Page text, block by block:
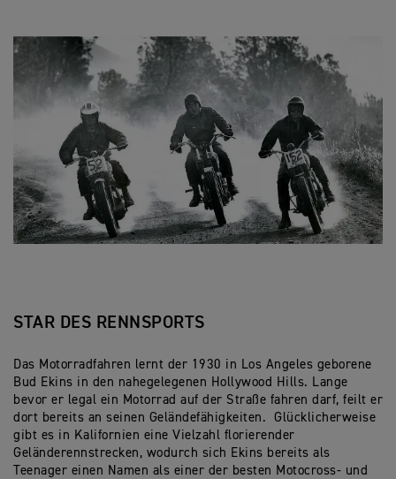
STAR DES RENNSPORTS
Das Motorradfahren lernt der 1930 in Los Angeles geborene
Bud Ekins in den nahegelegenen Hollywood Hills. Lange
bevor er legal ein Motorrad auf der Straße fahren darf, feilt er
dort bereits an seinen Geländefähigkeiten. Glücklicherweise
gibt es in Kalifornien eine Vielzahl florierender
Geländerennstrecken, wodurch sich Ekins bereits als
Teenager einen Namen als einer der besten Motocross- und